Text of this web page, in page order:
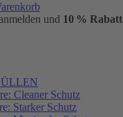
und 10 % Rabatt
Cleaner Schutz
Starker Schutz